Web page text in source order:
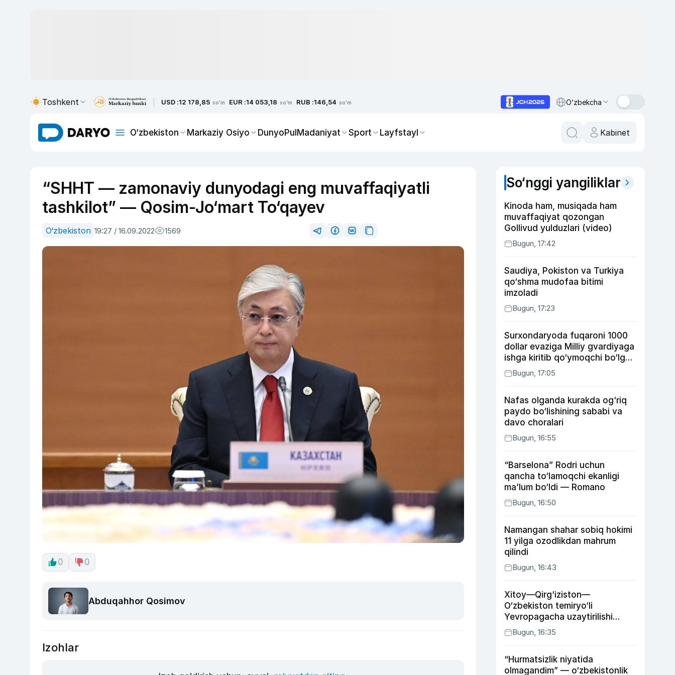
Toshkent USD :12 178,85 so'm EUR :14 053,18 so'm RUB :146,54 so'm O‘zbekcha
O‘zbekiston Markaziy Osiyo DunyoPulMadaniyat Sport Layfstayl Kabinet
“SHHT — zamonaviy dunyodagi eng muvaffaqiyatli
tashkilot” — Qosim-Jo‘mart To‘qayev
O‘zbekiston 19:27 / 16.09.2022 1569
0 0
Abduqahhor Qosimov
Izohlar
So‘nggi yangiliklar
Kinoda ham, musiqada ham
muvaffaqiyat qozongan
Gollivud yulduzlari (video)
Bugun, 17:42
Saudiya, Pokiston va Turkiya
qo‘shma mudofaa bitimi
imzoladi
Bugun, 17:23
Surxondaryoda fuqaroni 1000
dollar evaziga Milliy gvardiyaga
ishga kiritib qo‘ymoqchi bo‘lgan
shaxs ushlandi
Bugun, 17:05
Nafas olganda kurakda og‘riq
paydo bo‘lishining sababi va
davo choralari
Bugun, 16:55
“Barselona” Rodri uchun
qancha to‘lamoqchi ekanligi
ma’lum bo‘ldi — Romano
Bugun, 16:50
Namangan shahar sobiq hokimi
11 yilga ozodlikdan mahrum
qilindi
Bugun, 16:43
Xitoy—Qirg‘iziston—
O‘zbekiston temiryo‘li
Yevropagacha uzaytirilishi
mumkin
Bugun, 16:35
“Hurmatsizlik niyatida
olmagandim” — o‘zbekistonlik